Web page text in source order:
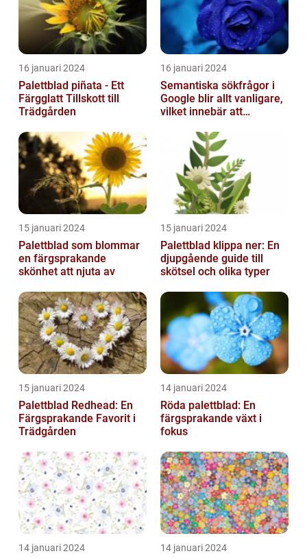
16 januari 2024
Palettblad piñata - Ett
Färgglatt Tillskott till
Trädgården
16 januari 2024
Semantiska sökfrågor i
Google blir allt vanligare,
vilket innebär att
att fö...
15 januari 2024
Palettblad som blommar
en färgsprakande
skönhet att njuta av
15 januari 2024
Palettblad klippa ner: En
djupgående guide till
skötsel och olika typer
15 januari 2024
Palettblad Redhead: En
Färgsprakande Favorit i
Trädgården
14 januari 2024
Röda palettblad: En
färgsprakande växt i
fokus
14 januari 2024 14 januari 2024